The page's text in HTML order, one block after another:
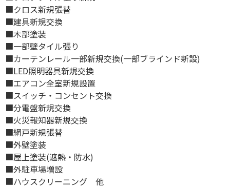
■クロス新規張替
■建具新規交換
■木部塗装
■一部壁タイル張り
■カーテンレール一部新規交換(一部ブラインド新設)
■LED照明器具新規交換
■エアコン全室新規設置
■スイッチ・コンセント交換
■分電盤新規交換
■火災報知器新規交換
■網戸新規張替
■外壁塗装
■屋上塗装(遮熱・防水)
■外駐車場増設
■ハウスクリーニング 他